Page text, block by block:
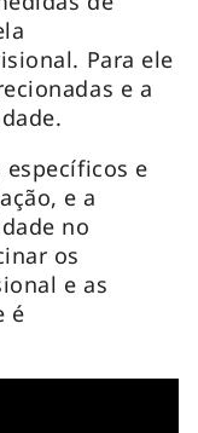
Para ele
e a
e
e a
no
os
e as
é